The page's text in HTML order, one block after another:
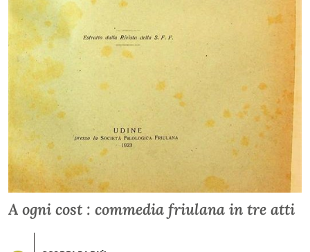
A ogni cost : commedia friulana in tre atti